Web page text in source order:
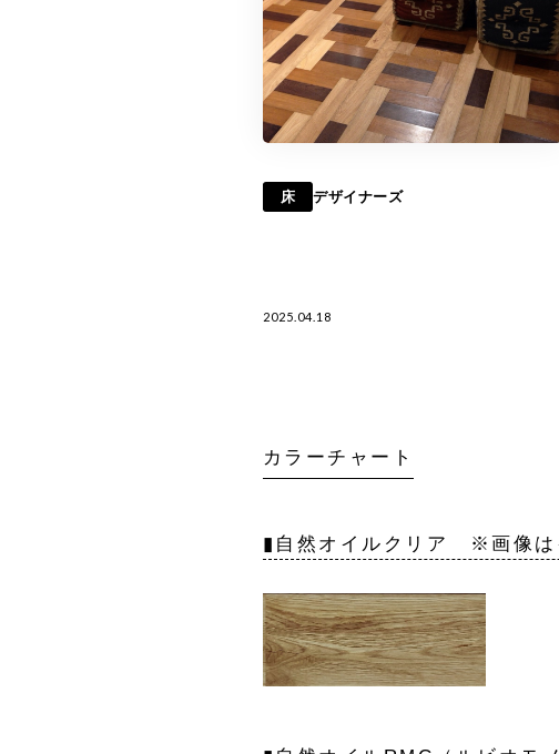
床 デザイナーズ
2025.04.18
カラーチャート
▮自然オイルクリア ※画像は